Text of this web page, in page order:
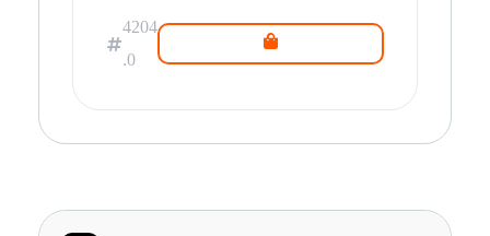
4204
.0